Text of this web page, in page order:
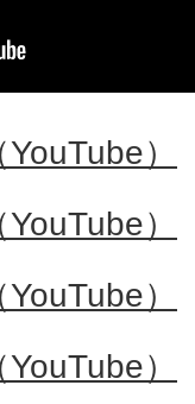
）
）
）
）